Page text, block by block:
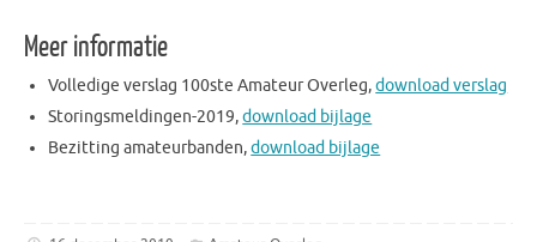
Meer informatie
Volledige verslag 100ste Amateur Overleg,download verslag
Storingsmeldingen-2019,download bijlage
Bezitting amateurbanden,download bijlage